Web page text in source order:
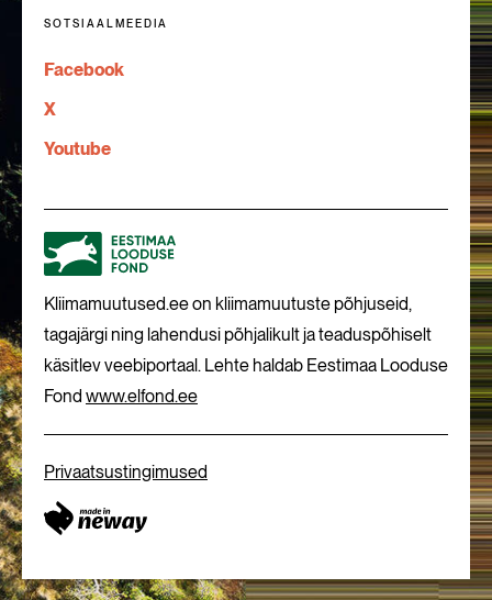
SOTSIAALMEEDIA
Facebook
X
Youtube
Kliimamuutused.ee on kliimamuutuste põhjuseid,
tagajärgi ning lahendusi põhjalikult ja teaduspõhiselt
käsitlev veebiportaal. Lehte haldab Eestimaa Looduse
Fond www.elfond.ee
Privaatsustingimused